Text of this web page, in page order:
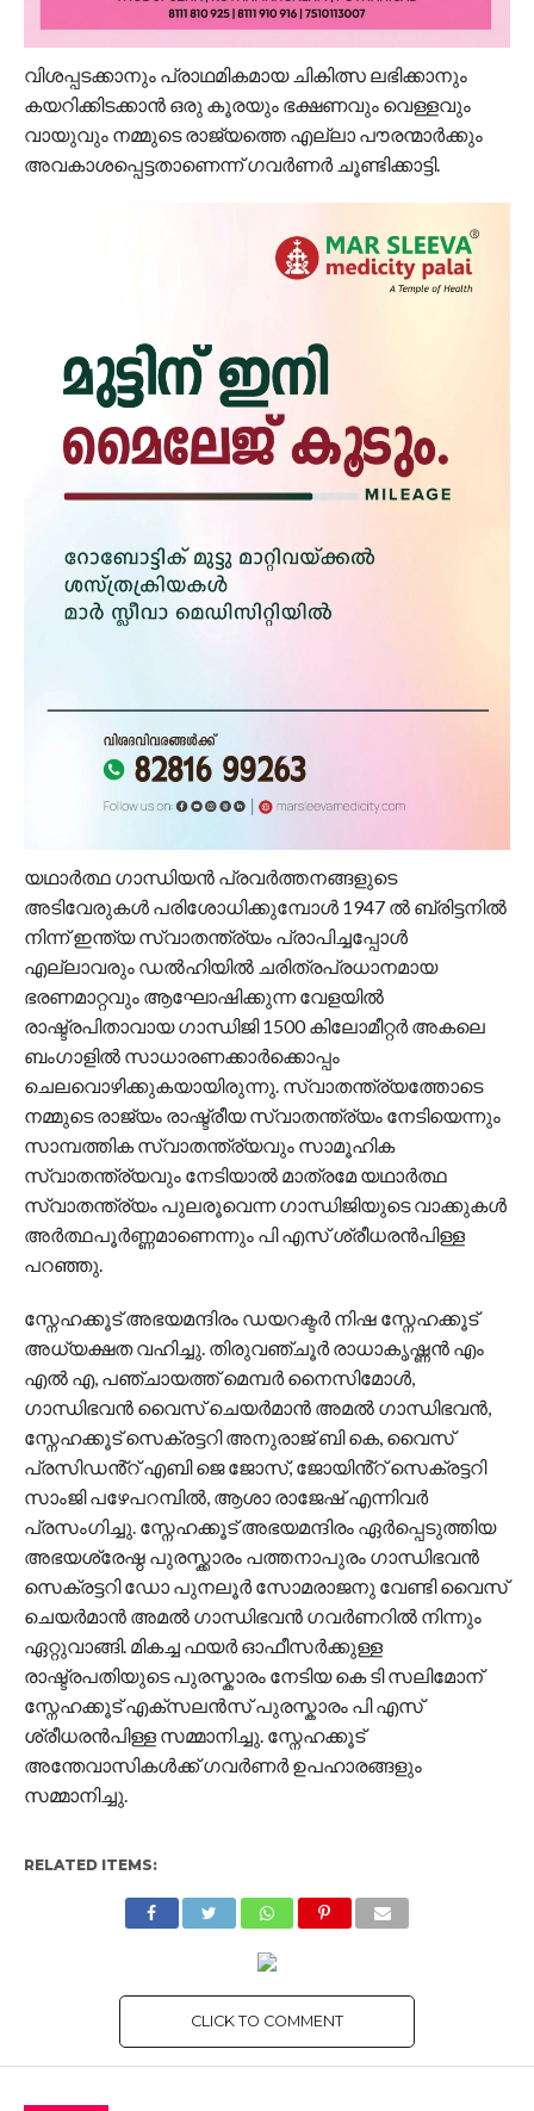
വിശപ്പടക്കാനും പ്രാഥമികമായ ചികിത്സ ലഭിക്കാനും
കയറിക്കിടക്കാൻ ഒരു കൂരയും ഭക്ഷണവും വെള്ളവും
വായുവും നമ്മുടെ രാജ്യത്തെ എല്ലാ പൗരന്മാർക്കും
അവകാശപ്പെട്ടതാണെന്ന് ഗവർണർ ചൂണ്ടിക്കാട്ടി.
യഥാർത്ഥ ഗാന്ധിയൻ പ്രവർത്തനങ്ങളുടെ
അടിവേരുകൾ പരിശോധിക്കുമ്പോൾ 1947 ൽ ബ്രിട്ടനിൽ
നിന്ന് ഇന്ത്യ സ്വാതന്ത്ര്യം പ്രാപിച്ചപ്പോൾ
എല്ലാവരും ഡൽഹിയിൽ ചരിത്രപ്രധാനമായ
ഭരണമാറ്റവും ആഘോഷിക്കുന്ന വേളയിൽ
രാഷ്ട്രപിതാവായ ഗാന്ധിജി 1500 കിലോമീറ്റർ അകലെ
ബംഗാളിൽ സാധാരണക്കാർക്കൊപ്പം
ചെലവൊഴിക്കുകയായിരുന്നു. സ്വാതന്ത്ര്യത്തോടെ
നമ്മുടെ രാജ്യം രാഷ്ട്രീയ സ്വാതന്ത്ര്യം നേടിയെന്നും
സാമ്പത്തിക സ്വാതന്ത്ര്യവും സാമൂഹിക
സ്വാതന്ത്ര്യവും നേടിയാൽ മാത്രമേ യഥാർത്ഥ
സ്വാതന്ത്ര്യം പുലരൂവെന്ന ഗാന്ധിജിയുടെ വാക്കുകൾ
അർത്ഥപൂർണ്ണമാണെന്നും പി എസ് ശ്രീധരൻപിള്ള
പറഞ്ഞു.
സ്നേഹക്കൂട് അഭയമന്ദിരം ഡയറക്ടർ നിഷ സ്നേഹക്കൂട്
അധ്യക്ഷത വഹിച്ചു. തിരുവഞ്ചൂർ രാധാകൃഷ്ണൻ എം
എൽ എ, പഞ്ചായത്ത് മെമ്പർ നൈസിമോൾ,
ഗാന്ധിഭവൻ വൈസ് ചെയർമാൻ അമൽ ഗാന്ധിഭവൻ,
സ്നേഹക്കൂട് സെക്രട്ടറി അനുരാജ് ബി കെ, വൈസ്
പ്രസിഡൻ്റ് എബി ജെ ജോസ്, ജോയിൻ്റ് സെക്രട്ടറി
സാംജി പഴേപറമ്പിൽ, ആശാ രാജേഷ് എന്നിവർ
പ്രസംഗിച്ചു. സ്നേഹക്കൂട് അഭയമന്ദിരം ഏർപ്പെടുത്തിയ
അഭയശ്രേഷ്ഠ പുരസ്ക്കാരം പത്തനാപുരം ഗാന്ധിഭവൻ
സെക്രട്ടറി ഡോ പുനലൂർ സോമരാജനു വേണ്ടി വൈസ്
ചെയർമാൻ അമൽ ഗാന്ധിഭവൻ ഗവർണറിൽ നിന്നും
ഏറ്റുവാങ്ങി. മികച്ച ഫയർ ഓഫീസർക്കുള്ള
രാഷ്ട്രപതിയുടെ പുരസ്കാരം നേടിയ കെ ടി സലിമോന്
സ്നേഹക്കൂട് എക്സലൻസ് പുരസ്കാരം പി എസ്
ശ്രീധരൻപിള്ള സമ്മാനിച്ചു. സ്നേഹക്കൂട്
അന്തേവാസികൾക്ക് ഗവർണർ ഉപഹാരങ്ങളും
സമ്മാനിച്ചു.
RELATED ITEMS:
CLICK TO COMMENT